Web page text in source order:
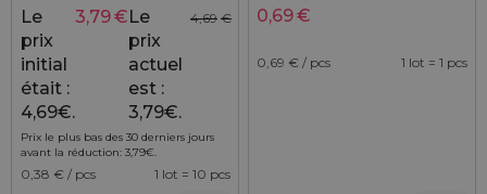
4,69 €
Le
prix
initial
était :
4,69€.
3,79€Le
prix
actuel
est :
3,79€.
Prix le plus bas des 30 derniers jours
avant la réduction: 3,79€.
0,38 € / pcs 1 lot = 10 pcs
0,69€
0,69 € / pcs 1 lot = 1 pcs